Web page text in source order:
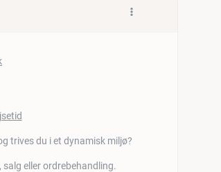
trives du i et dynamisk miljø?
eller ordrebehandling.